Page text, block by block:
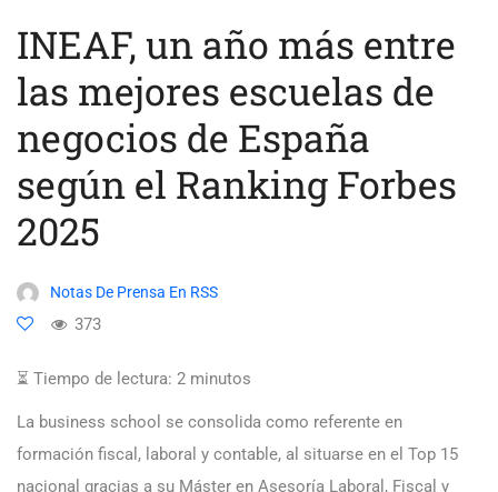
INEAF, un año más entre
las mejores escuelas de
negocios de España
según el Ranking Forbes
2025
Notas De Prensa En RSS
373
⏳ Tiempo de lectura: 2 minutos
La business school se consolida como referente en
formación fiscal, laboral y contable, al situarse en el Top 15
nacional gracias a su Máster en Asesoría Laboral, Fiscal y